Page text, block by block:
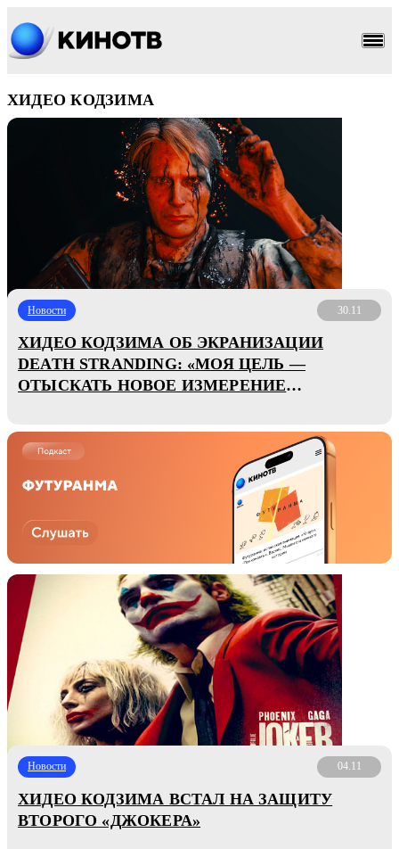
ХИДЕО КОДЗИМА
Новости 30.11
ХИДЕО КОДЗИМА ОБ ЭКРАНИЗАЦИИ
DEATH STRANDING: «МОЯ ЦЕЛЬ —
ОТЫСКАТЬ НОВОЕ ИЗМЕРЕНИЕ
Новости 04.11
ХИДЕО КОДЗИМА ВСТАЛ НА ЗАЩИТУ
ВТОРОГО «ДЖОКЕРА»